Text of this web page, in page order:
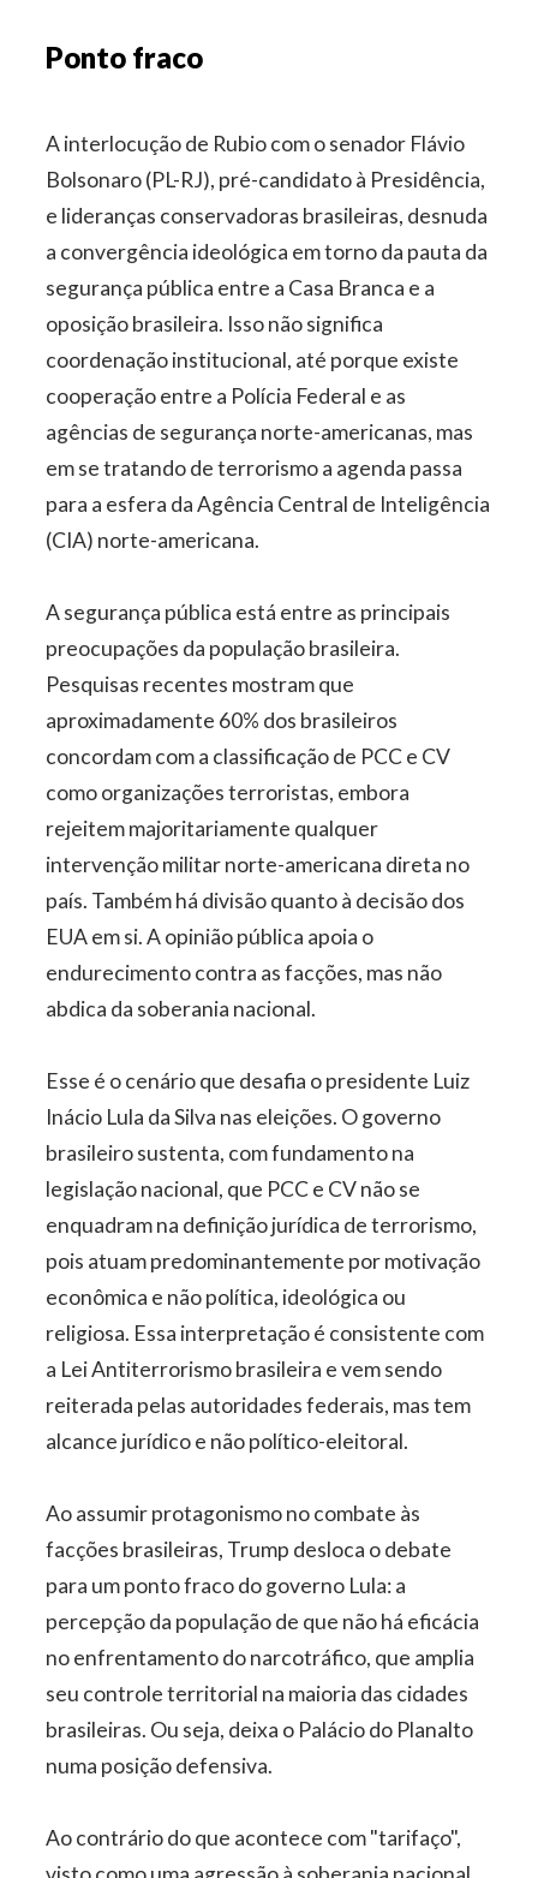
Ponto fraco
A interlocução de Rubio com o senador Flávio
Bolsonaro (PL-RJ), pré-candidato à Presidência,
e lideranças conservadoras brasileiras, desnuda
a convergência ideológica em torno da pauta da
segurança pública entre a Casa Branca e a
oposição brasileira. Isso não significa
coordenação institucional, até porque existe
cooperação entre a Polícia Federal e as
agências de segurança norte-americanas, mas
em se tratando de terrorismo a agenda passa
para a esfera da Agência Central de Inteligência
(CIA) norte-americana.
A segurança pública está entre as principais
preocupações da população brasileira.
Pesquisas recentes mostram que
aproximadamente 60% dos brasileiros
concordam com a classificação de PCC e CV
como organizações terroristas, embora
rejeitem majoritariamente qualquer
intervenção militar norte-americana direta no
país. Também há divisão quanto à decisão dos
EUA em si. A opinião pública apoia o
endurecimento contra as facções, mas não
abdica da soberania nacional.
Esse é o cenário que desafia o presidente Luiz
Inácio Lula da Silva nas eleições. O governo
brasileiro sustenta, com fundamento na
legislação nacional, que PCC e CV não se
enquadram na definição jurídica de terrorismo,
pois atuam predominantemente por motivação
econômica e não política, ideológica ou
religiosa. Essa interpretação é consistente com
a Lei Antiterrorismo brasileira e vem sendo
reiterada pelas autoridades federais, mas tem
alcance jurídico e não político-eleitoral.
Ao assumir protagonismo no combate às
facções brasileiras, Trump desloca o debate
para um ponto fraco do governo Lula: a
percepção da população de que não há eficácia
no enfrentamento do narcotráfico, que amplia
seu controle territorial na maioria das cidades
brasileiras. Ou seja, deixa o Palácio do Planalto
numa posição defensiva.
Ao contrário do que acontece com "tarifaço",